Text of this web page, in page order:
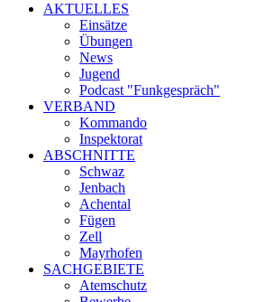
AKTUELLES
Einsätze
Übungen
News
Jugend
Podcast "Funkgespräch"
VERBAND
Kommando
Inspektorat
ABSCHNITTE
Schwaz
Jenbach
Achental
Fügen
Zell
Mayrhofen
SACHGEBIETE
Atemschutz